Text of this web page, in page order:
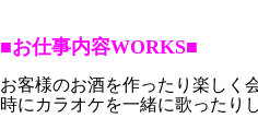
■お仕事内容WORKS■
お客様のお酒を作ったり楽しく会
時にカラオケを一緒に歌ったり